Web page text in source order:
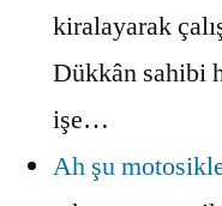
kiralayarak
Dükkân sahibi
işe…
Ah şu